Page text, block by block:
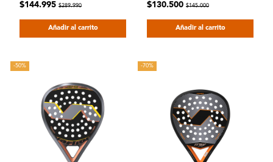
$144.995 $289.990
Añadir al carrito
$130.500 $145.000
Añadir al carrito
-50% -70%